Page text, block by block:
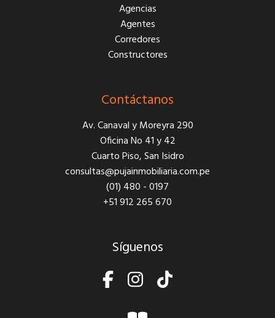
Agencias
Agentes
Corredores
Constructores
Contáctanos
Av. Canaval y Moreyra 290
Oficina No 41 y 42
Cuarto Piso, San Isidro
consultas@pujainmobiliaria.com.pe
(01) 480 - 0197
+51 912 265 670
Síguenos